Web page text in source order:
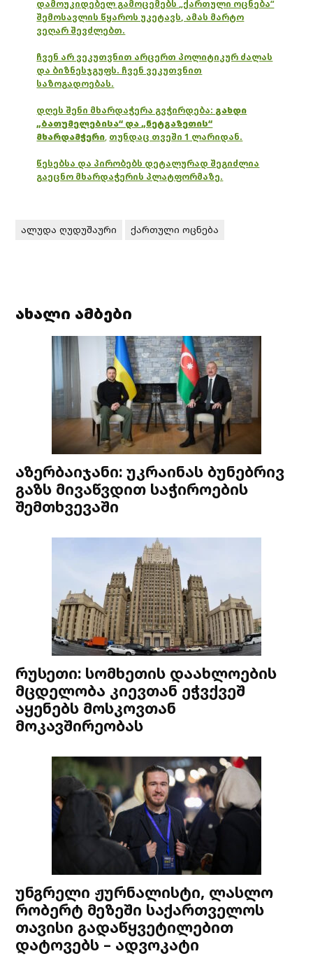
დამოუკიდებელ გამოცემებს „ქართული ოცნება“
შემოსავლის წყაროს უკეტავს, ამას მარტო
ვეღარ შევძლებთ.
ჩვენ არ ვეკუთვნით არცერთ პოლიტიკურ ძალას
და ბიზნესჯგუფს. ჩვენ ვეკუთვნით
საზოგადოებას.
დღეს შენი მხარდაჭერა გვჭირდება: გახდი
„ბათუმელებისა“ და „ნეტგაზეთის“
მხარდამჭერი, თუნდაც თვეში 1 ლარიდან.
წესებსა და პირობებს დეტალურად შეგიძლია
გაეცნო მხარდაჭერის პლატფორმაზე.
ალუდა ღუდუშაური ქართული ოცნება
ახალი ამბები
აზერბაიჯანი: უკრაინას ბუნებრივ
გაზს მივაწვდით საჭიროების
შემთხვევაში
რუსეთი: სომხეთის დაახლოების
მცდელობა კიევთან ეჭვქვეშ
აყენებს მოსკოვთან
მოკავშირეობას
უნგრელი ჟურნალისტი, ლასლო
რობერტ მეზეში საქართველოს
თავისი გადაწყვეტილებით
დატოვებს – ადვოკატი